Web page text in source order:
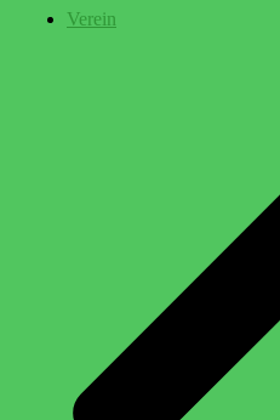
Verein